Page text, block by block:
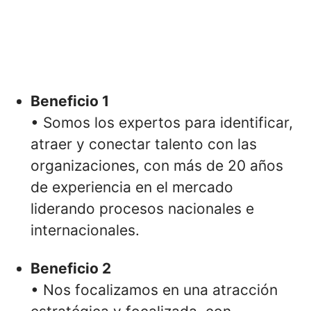
Beneficio 1
• Somos los expertos para identificar,
atraer y conectar talento con las
organizaciones, con más de 20 años
de experiencia en el mercado
liderando procesos nacionales e
internacionales.
Beneficio 2
• Nos focalizamos en una atracción